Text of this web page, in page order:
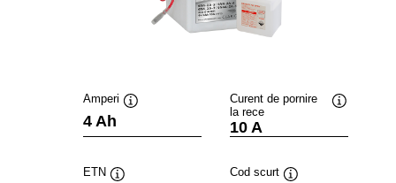
Amperi
4 Ah
Curent de pornire
la rece
10 A
ETN
Cod scurt